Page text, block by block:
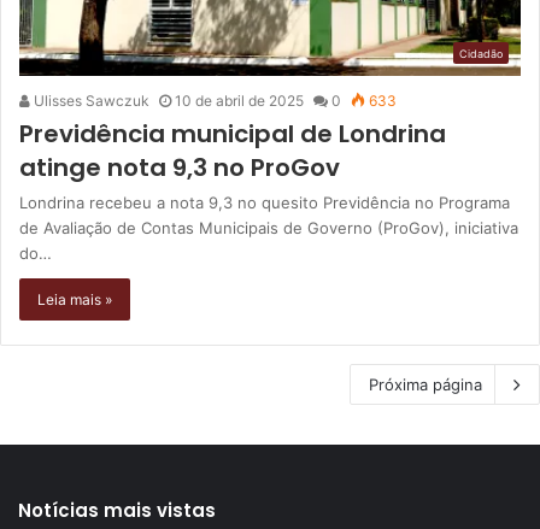
Cidadão
Ulisses Sawczuk 10 de abril de 2025 0 633
Previdência municipal de Londrina
atinge nota 9,3 no ProGov
Londrina recebeu a nota 9,3 no quesito Previdência no Programa
de Avaliação de Contas Municipais de Governo (ProGov), iniciativa
do…
Leia mais »
Próxima página
Notícias mais vistas